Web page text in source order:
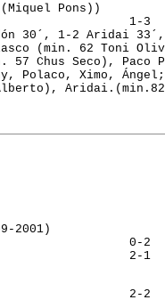
Pons))
CD Binissalewm - RCD Mallorca B			  1-3
30´, 1-2 Aridai
(min. 62 Toni
57 Chus Seco), Paco
Polaco, Ximo,
2001)
UD Poblense - RCD
CD Constancia - CD
CD Binissalem - RCD